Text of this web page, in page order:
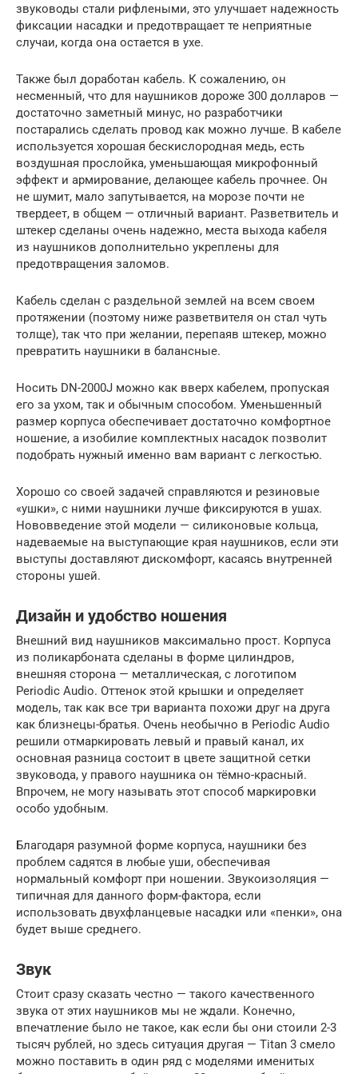
звуководы стали рифлеными, это улучшает надежность
фиксации насадки и предотвращает те неприятные
случаи, когда она остается в ухе.
Также был доработан кабель. К сожалению, он
несменный, что для наушников дороже 300 долларов —
достаточно заметный минус, но разработчики
постарались сделать провод как можно лучше. В кабеле
используется хорошая бескислородная медь, есть
воздушная прослойка, уменьшающая микрофонный
эффект и армирование, делающее кабель прочнее. Он
не шумит, мало запутывается, на морозе почти не
твердеет, в общем — отличный вариант. Разветвитель и
штекер сделаны очень надежно, места выхода кабеля
из наушников дополнительно укреплены для
предотвращения заломов.
Кабель сделан с раздельной землей на всем своем
протяжении (поэтому ниже разветвителя он стал чуть
толще), так что при желании, перепаяв штекер, можно
превратить наушники в балансные.
Носить DN-2000J можно как вверх кабелем, пропуская
его за ухом, так и обычным способом. Уменьшенный
размер корпуса обеспечивает достаточно комфортное
ношение, а изобилие комплектных насадок позволит
подобрать нужный именно вам вариант с легкостью.
Хорошо со своей задачей справляются и резиновые
«ушки», с ними наушники лучше фиксируются в ушах.
Нововведение этой модели — силиконовые кольца,
надеваемые на выступающие края наушников, если эти
выступы доставляют дискомфорт, касаясь внутренней
стороны ушей.
Дизайн и удобство ношения
Внешний вид наушников максимально прост. Корпуса
из поликарбоната сделаны в форме цилиндров,
внешняя сторона — металлическая, с логотипом
Periodic Audio. Оттенок этой крышки и определяет
модель, так как все три варианта похожи друг на друга
как близнецы-братья. Очень необычно в Periodic Audio
решили отмаркировать левый и правый канал, их
основная разница состоит в цвете защитной сетки
звуковода, у правого наушника он тёмно-красный.
Впрочем, не могу называть этот способ маркировки
особо удобным.
Благодаря разумной форме корпуса, наушники без
проблем садятся в любые уши, обеспечивая
нормальный комфорт при ношении. Звукоизоляция —
типичная для данного форм-фактора, если
использовать двухфланцевые насадки или «пенки», она
будет выше среднего.
Звук
Стоит сразу сказать честно — такого качественного
звука от этих наушников мы не ждали. Конечно,
впечатление было не такое, как если бы они стоили 2-3
тысяч рублей, но здесь ситуация другая — Titan 3 смело
можно поставить в один ряд с моделями именитых